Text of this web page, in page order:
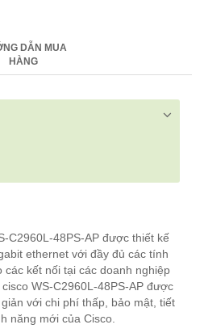
DẪN MUA
HÀNG
C2960L-48PS-AP được thiết kế
ethernet với đầy đủ các tính
kết nối tại các doanh nghiệp
WS-C2960L-48PS-AP được
với chi phí thấp, bảo mật, tiết
năng mới của Cisco.